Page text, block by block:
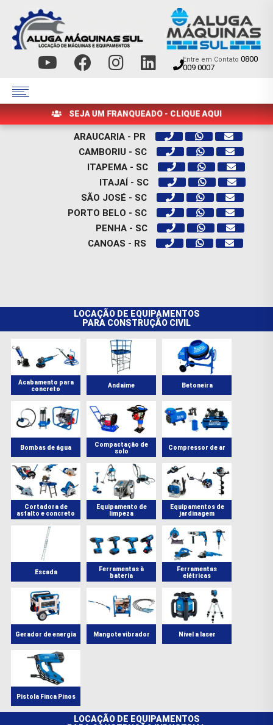
Entre em Contato 0800
009 0007
SEJA UM FRANQUEADO - CLIQUE AQUI
ARAUCARIA - PR
CAMBORIU - SC
ITAPEMA - SC
ITAJAÍ - SC
SÃO JOSÉ - SC
PORTO BELO - SC
PENHA - SC
CANOAS - RS
LOCAÇÃO DE EQUIPAMENTOS
PARA CONSTRUÇÃO CIVIL
Acabamento para
concreto
Andaime Betoneira
Bombas de água
Compactação de
solo
Compressor de ar
Cortadora de
asfalto e concreto
Equipamento de
limpeza
Equipamentos de
jardinagem
Escada
Ferramentas à
bateria
Ferramentas
elétricas
Gerador de energia Mangote vibrador Nível a laser
Pistola Finca Pinos
LOCAÇÃO DE EQUIPAMENTOS